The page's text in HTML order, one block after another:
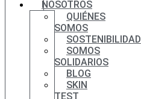
NOSOTROS
QUIÉNES
SOMOS
SOSTENIBILIDAD
SOMOS
SOLIDARIOS
BLOG
SKIN
TEST